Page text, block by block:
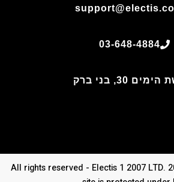
03-648-4884
30, בני ברק
All rights reserved - Electis 1 2007 LTD.